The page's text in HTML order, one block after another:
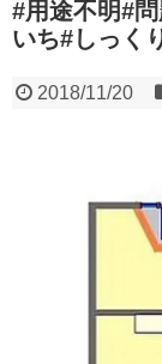
#用途不明#
いち#しっく
2018/11/20